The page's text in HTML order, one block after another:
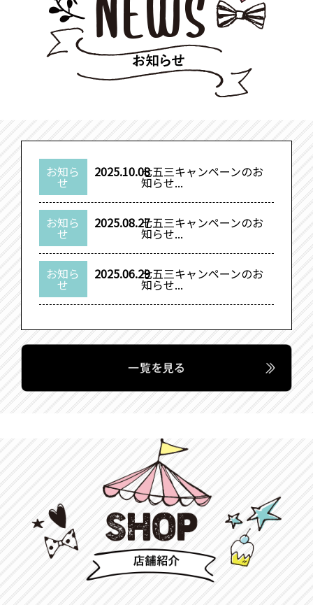
お知ら
せ
2025.10.08七五三キャンペーンのお
知らせ...
お知ら
せ
2025.08.27七五三キャンペーンのお
知らせ...
お知ら
せ
2025.06.29七五三キャンペーンのお
知らせ...